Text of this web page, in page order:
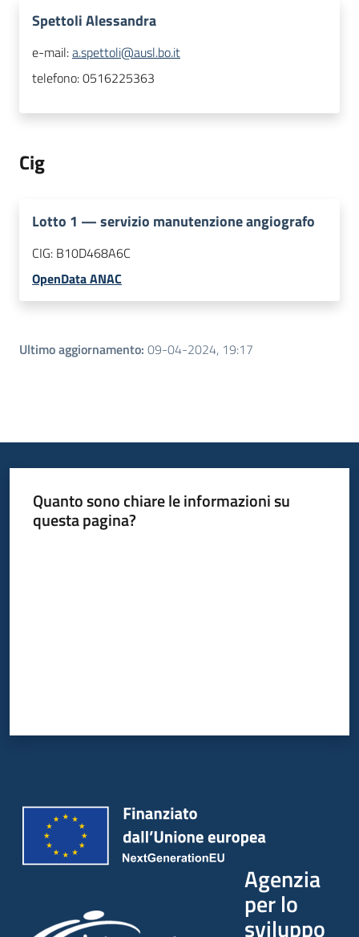
Spettoli Alessandra
e-mail:a.spettoli@ausl.bo.it
telefono:0516225363
Cig
Lotto 1 —servizio manutenzione angiografo
CIG: B10D468A6C
OpenData ANAC
Ultimo aggiornamento: 09-04-2024, 19:17
Quanto sono chiare le informazioni su
questa pagina?
Agenzia
per lo
sviluppo